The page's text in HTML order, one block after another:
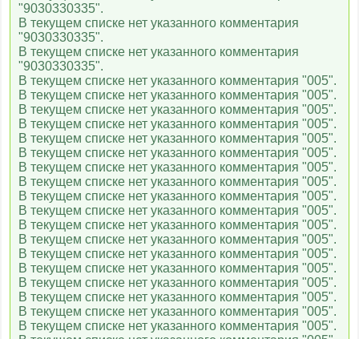
"9030330335".
В текущем списке нет указанного комментария
"9030330335".
В текущем списке нет указанного комментария
"9030330335".
В текущем списке нет указанного комментария "005".
В текущем списке нет указанного комментария "005".
В текущем списке нет указанного комментария "005".
В текущем списке нет указанного комментария "005".
В текущем списке нет указанного комментария "005".
В текущем списке нет указанного комментария "005".
В текущем списке нет указанного комментария "005".
В текущем списке нет указанного комментария "005".
В текущем списке нет указанного комментария "005".
В текущем списке нет указанного комментария "005".
В текущем списке нет указанного комментария "005".
В текущем списке нет указанного комментария "005".
В текущем списке нет указанного комментария "005".
В текущем списке нет указанного комментария "005".
В текущем списке нет указанного комментария "005".
В текущем списке нет указанного комментария "005".
В текущем списке нет указанного комментария "005".
В текущем списке нет указанного комментария "005".